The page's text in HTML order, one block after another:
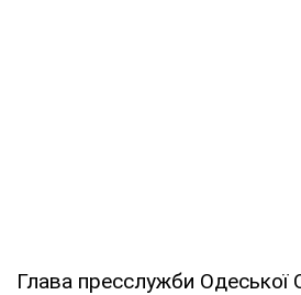
Глава пресслужби